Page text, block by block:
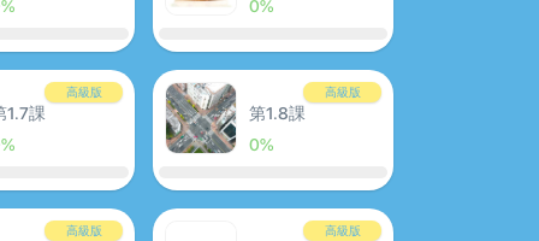
0%
高級版
1.7課
高級版
第1.8課
0%
高級版 高級版